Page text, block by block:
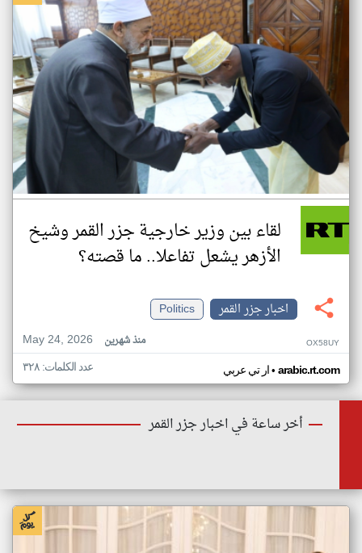
لقاء بين وزير خارجية جزر القمر وشيخ
الأزهر يشعل تفاعلا.. ما قصته؟
اخبار جزر القمر
Politics
May 24, 2026
منذ شهرين OX58UY
ار تي عربي• arabic.rt.com عدد الكلمات: ٣٢٨
أخر ساعة في اخبار جزر القمر